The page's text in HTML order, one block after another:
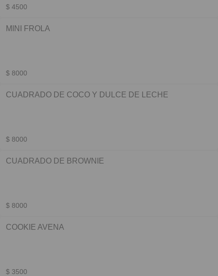
$ 4500
MINI FROLA
$ 8000
CUADRADO DE COCO Y DULCE DE LECHE
$ 8000
CUADRADO DE BROWNIE
$ 8000
COOKIE AVENA
$ 3500